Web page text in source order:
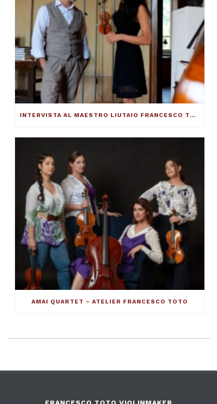
INTERVISTA AL MAESTRO LIUTAIO FRANCESCO TOTO: ECCO COME SI COSTRUISCE UN VIOLINO ECCELLENTE
AMAI QUARTET – ATELIER FRANCESCO TOTO